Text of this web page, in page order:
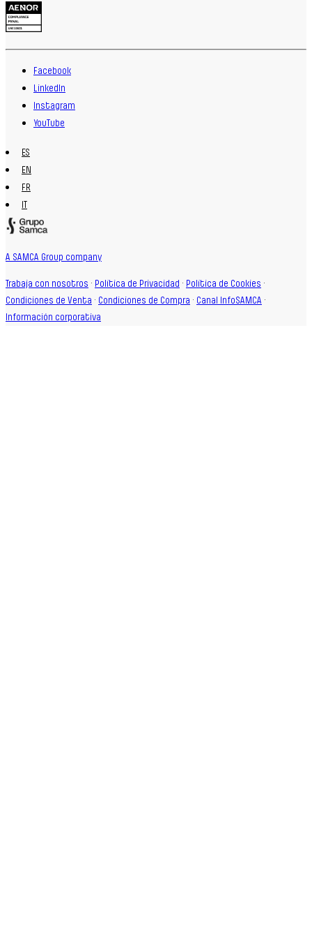
Facebook
LinkedIn
Instagram
YouTube
ES
EN
FR
IT
A SAMCA Group company
Trabaja con nosotros · Política de Privacidad · Política de Cookies ·
Condiciones de Venta · Condiciones de Compra · Canal InfoSAMCA ·
Información corporativa